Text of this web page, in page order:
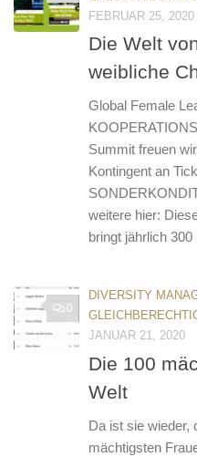
FEBRUAR 25, 2020
Die Welt
weibliche
Global Female
Summit freuen
Kontingent an
weitere hier:
bringt jährlich
0
DIVERSITY
JANUAR 21, 2020
Die 100
Welt
Da ist sie wieder,
mächtigsten